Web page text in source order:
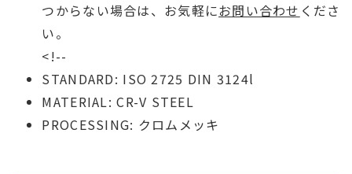
つからない場合は、お気軽にお問い合わせ くださ
い。
<!--
STANDARD: ISO 2725 DIN 3124l
MATERIAL: CR-V STEEL
PROCESSING: クロムメッキ